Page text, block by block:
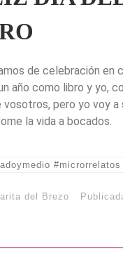
de celebración en
año como libro y yo,
vosotros, pero yo voy a
la vida a bocados.
#microrrelatos
del Brezo